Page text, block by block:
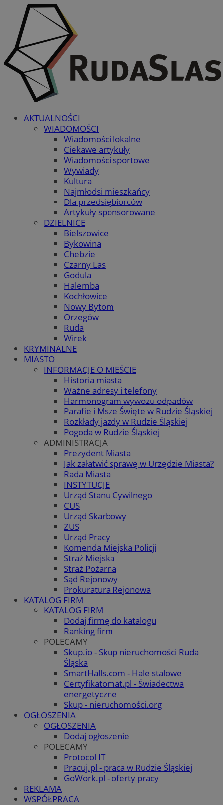
AKTUALNOŚCI
WIADOMOŚCI
Wiadomości lokalne
Ciekawe artykuły
Wiadomości sportowe
Wywiady
Kultura
Najmłodsi mieszkańcy
Dla przedsiębiorców
Artykuły sponsorowane
DZIELNICE
Bielszowice
Bykowina
Chebzie
Czarny Las
Godula
Halemba
Kochłowice
Nowy Bytom
Orzegów
Ruda
Wirek
KRYMINALNE
MIASTO
INFORMACJE O MIEŚCIE
Historia miasta
Ważne adresy i telefony
Harmonogram wywozu odpadów
Parafie i Msze Święte w Rudzie Śląskiej
Rozkłady jazdy w Rudzie Śląskiej
Pogoda w Rudzie Śląskiej
ADMINISTRACJA
Prezydent Miasta
Jak załatwić sprawę w Urzędzie Miasta?
Rada Miasta
INSTYTUCJE
Urząd Stanu Cywilnego
CUS
Urząd Skarbowy
ZUS
Urząd Pracy
Komenda Miejska Policji
Straż Miejska
Straż Pożarna
Sąd Rejonowy
Prokuratura Rejonowa
KATALOG FIRM
KATALOG FIRM
Dodaj firmę do katalogu
Ranking firm
POLECAMY
Skup.io - Skup nieruchomości Ruda
Śląska
SmartHalls.com - Hale stalowe
Certyfikatomat.pl - Świadectwa
energetyczne
Skup - nieruchomości.org
OGŁOSZENIA
OGŁOSZENIA
Dodaj ogłoszenie
POLECAMY
Protocol IT
Pracuj.pl - praca w Rudzie Śląskiej
GoWork.pl - oferty pracy
REKLAMA
WSPÓŁPRACA